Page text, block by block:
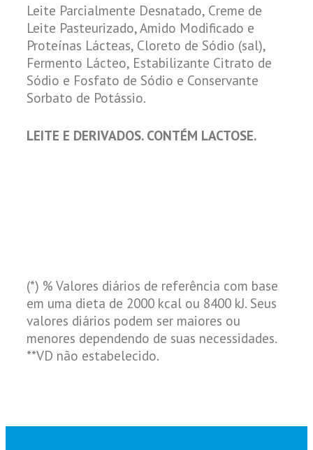
Leite Parcialmente Desnatado, Creme de
Leite Pasteurizado, Amido Modificado e
Proteínas Lácteas, Cloreto de Sódio (sal),
Fermento Lácteo, Estabilizante Citrato de
Sódio e Fosfato de Sódio e Conservante
Sorbato de Potássio.
LEITE E DERIVADOS. CONTÉM LACTOSE.
(*) % Valores diários de referência com base
em uma dieta de 2000 kcal ou 8400 kJ. Seus
valores diários podem ser maiores ou
menores dependendo de suas necessidades.
**VD não estabelecido.